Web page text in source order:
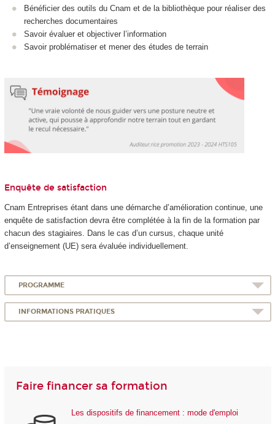
Bénéficier des outils du Cnam et de la bibliothèque pour réaliser des
recherches documentaires
Savoir évaluer et objectiver l’information
Savoir problématiser et mener des études de terrain
Enquête de satisfaction
Cnam Entreprises étant dans une démarche d’amélioration continue, une
enquête de satisfaction devra être complétée à la fin de la formation par
chacun des stagiaires. Dans le cas d’un cursus, chaque unité
d’enseignement (UE) sera évaluée individuellement.
PROGRAMME
INFORMATIONS PRATIQUES
Faire financer sa formation
Les dispositifs de financement : mode d'emploi